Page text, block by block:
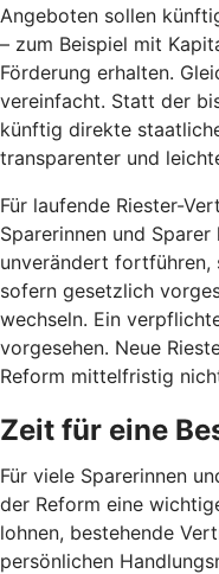
Angeboten sollen
– zum Beispiel mit
Förderung erhalten.
vereinfacht. Statt der
künftig direkte
transparenter und
Für laufende Riester-
Sparerinnen und
unverändert fortführen,
sofern gesetzlich
wechseln. Ein
vorgesehen. Neue
Reform mittelfristig
Zeit für eine
Für viele Sparerinnen
der Reform eine
lohnen, bestehende
persönlichen